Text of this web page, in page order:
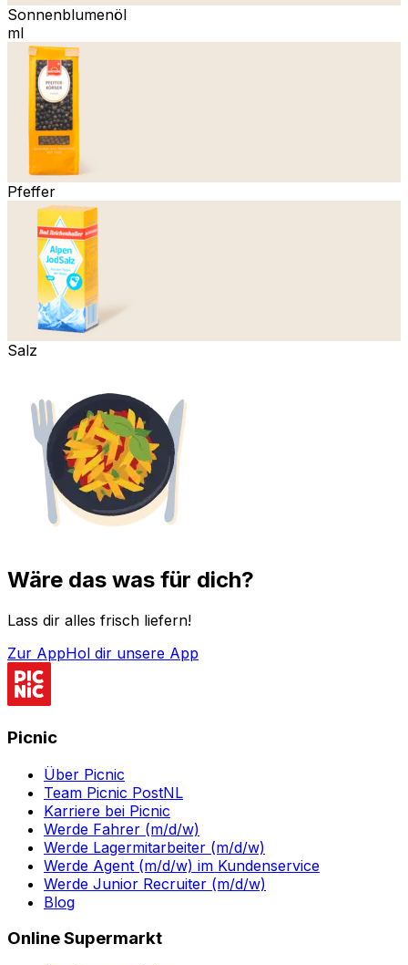
Sonnenblumenöl
ml
Pfeffer
Salz
Wäre das was für dich?
Lass dir alles frisch liefern!
Zur AppHol dir unsere App
Picnic
Über Picnic
Team Picnic PostNL
Karriere bei Picnic
Werde Fahrer (m/d/w)
Werde Lagermitarbeiter (m/d/w)
Werde Agent (m/d/w) im Kundenservice
Werde Junior Recruiter (m/d/w)
Blog
Online Supermarkt